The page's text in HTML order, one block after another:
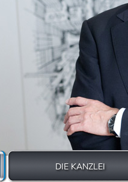
DIE KANZLEI